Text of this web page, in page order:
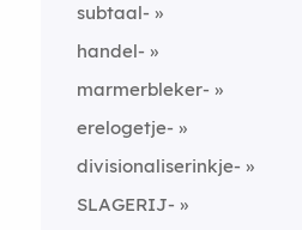
subtaal-
handel-
marmerbleker-
erelogetje-
divisionaliserinkje-
SLAGERIJ-